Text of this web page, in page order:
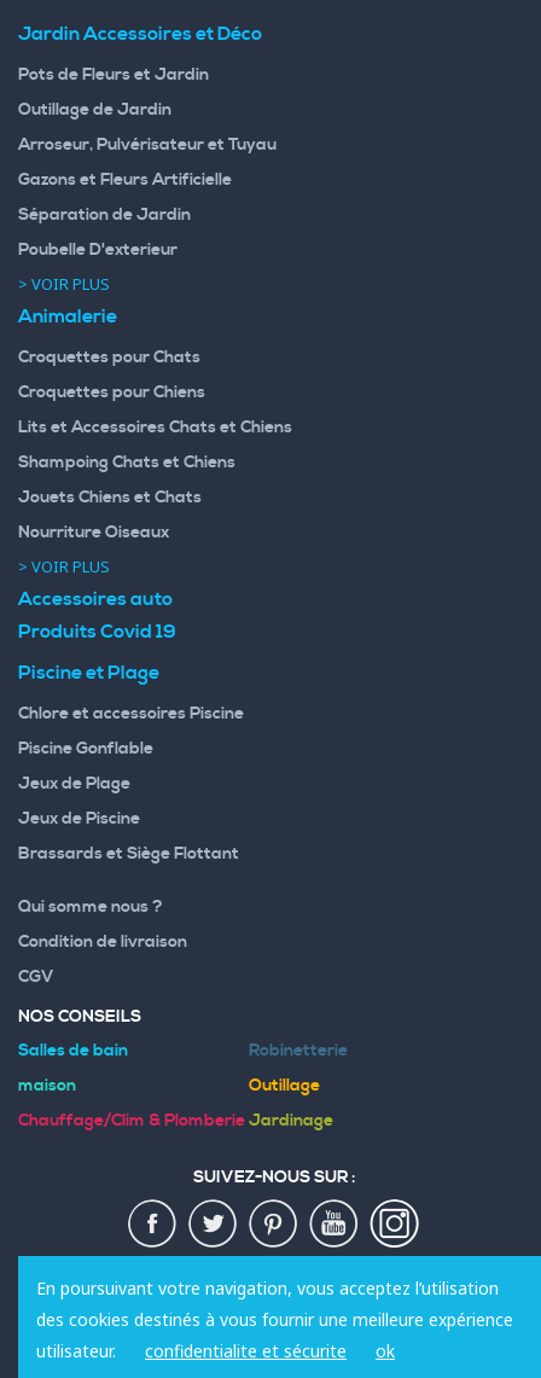
Jardin Accessoires et Déco
Pots de Fleurs et Jardin
Outillage de Jardin
Arroseur, Pulvérisateur et Tuyau
Gazons et Fleurs Artificielle
Séparation de Jardin
Poubelle D'exterieur
> VOIR PLUS
Animalerie
Croquettes pour Chats
Croquettes pour Chiens
Lits et Accessoires Chats et Chiens
Shampoing Chats et Chiens
Jouets Chiens et Chats
Nourriture Oiseaux
> VOIR PLUS
Accessoires auto
Produits Covid 19
Piscine et Plage
Chlore et accessoires Piscine
Piscine Gonflable
Jeux de Plage
Jeux de Piscine
Brassards et Siège Flottant
Qui somme nous ?
Condition de livraison
CGV
NOS CONSEILS
Salles de bain
Robinetterie
maison
Outillage
Chauffage/Clim & PlomberieJardinage
SUIVEZ-NOUS SUR :
MODES DE PAIEMENT :
En poursuivant votre navigation, vous acceptez l’utilisation
des cookies destinés à vous fournir une meilleure expérience
utilisateur.
confidentialite et sécurite ok